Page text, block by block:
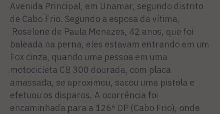
Avenida Principal, em Unamar, segundo distrito
de Cabo Frio. Segundo a esposa da vítima,
Roselene de Paula Menezes, 42 anos, que foi
baleada na perna, eles estavam entrando em um
Fox cinza, quando uma pessoa em uma
motocicleta CB 300 dourada, com placa
amassada, se aproximou, sacou uma pistola e
efetuou os disparos. A ocorrência foi
encaminhada para a 126ª DP (Cabo Frio), onde